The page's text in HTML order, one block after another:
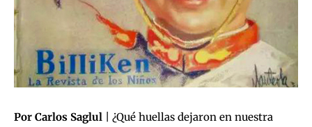
Por Carlos Saglul | ¿Qué huellas dejaron en nuestra